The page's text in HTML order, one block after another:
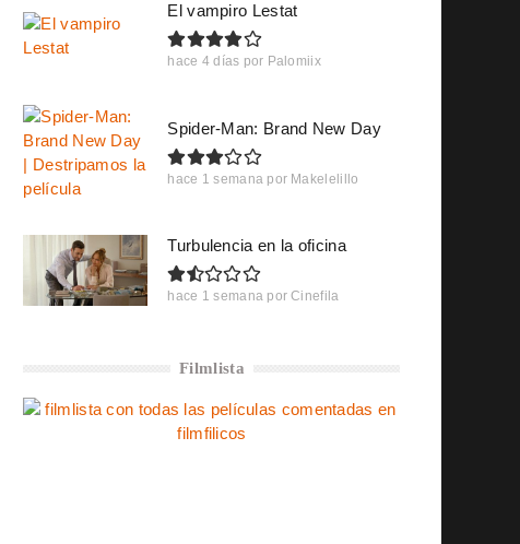
El vampiro Lestat
hace 4 días por Palomiix
Spider-Man: Brand New Day
hace 1 semana por Makelelillo
Turbulencia en la oficina
hace 1 semana por Cinefila
Filmlista